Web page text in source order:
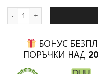
БОНУС
ПОРЪЧКИ НАД